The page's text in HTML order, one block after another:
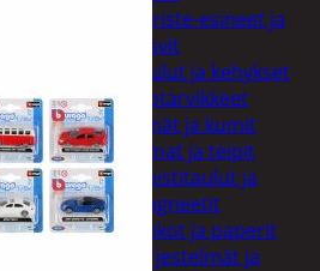
Koriste-esineet ja
kasvit
Taulut ja kehykset
Toimistotarvikkeet
Kynät ja kumit
Liimat ja teipit
Muistitaulut ja
magneetit
Vihkot ja paperit
Turvajärjestelmät ja